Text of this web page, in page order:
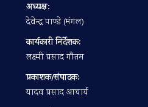
अध्यक्ष:
देवेन्द्र पाण्डे (मंगल)
कार्यकारी निर्देशक:
लक्ष्मी प्रसाद गौतम
प्रकाशक/संपादक:
यादव प्रसाद आचार्य